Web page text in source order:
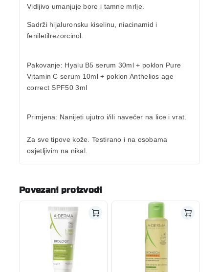
Vidljivo umanjuje bore i tamne mrlje.
Sadrži hijaluronsku kiselinu, niacinamid i
feniletilrezorcinol.
Pakovanje: Hyalu B5 serum 30ml + poklon Pure
Vitamin C serum 10ml+ poklon Anthelios age
correct SPF50 3ml
Primjena: Nanijeti ujutro i/ili navečer na lice i vrat.
Za sve tipove kože. Testirano i na osobama
osjetljivim na nikal.
Povezani proizvodi